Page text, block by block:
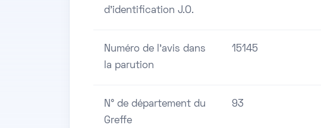
d'identification J.O.
Numéro de l'avis dans
la parution
15145
N° de département du
Greffe
93